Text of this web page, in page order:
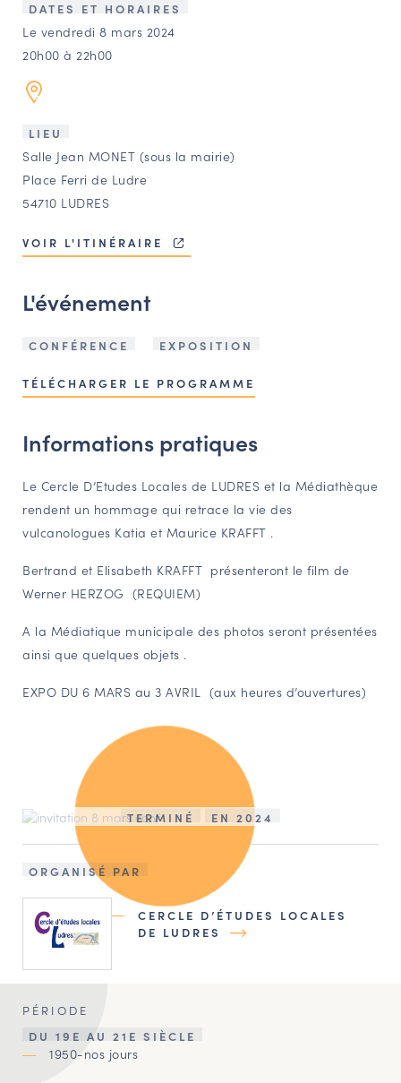
LES ACTIONS PHARES
CONTACT
Agenda
Annuaire
Ressources
OFFRES D’EMPLOI ET DE STAGE
OUTILS EN LIGNE
Espace acteurs
PORTAIL CULTURE
Amateurs d’histoire et de patrimoine
Étudiants & chercheurs
DATES ET HORAIRES
Le vendredi 8 mars 2024
20h00 à 22h00
LIEU
Salle Jean MONET (sous la mairie)
Place Ferri de Ludre
54710 LUDRES
VOIR L'ITINÉRAIRE
L'événement
CONFÉRENCE EXPOSITION
TÉLÉCHARGER LE PROGRAMME
Informations pratiques
Le Cercle D’Etudes Locales de LUDRES et la Médiathèque
rendent un hommage qui retrace la vie des
vulcanologues Katia et Maurice KRAFFT .
Bertrand et Elisabeth KRAFFT présenteront le film de
Werner HERZOG (REQUIEM)
A la Médiatique municipale des photos seront présentées
ainsi que quelques objets .
EXPO DU 6 MARS au 3 AVRIL (aux heures d’ouvertures)
TERMINÉ EN 2024
ORGANISÉ PAR
CERCLE D’ÉTUDES LOCALES
DE LUDRES
PÉRIODE
DU 19E AU 21E SIÈCLE
1950-nos jours